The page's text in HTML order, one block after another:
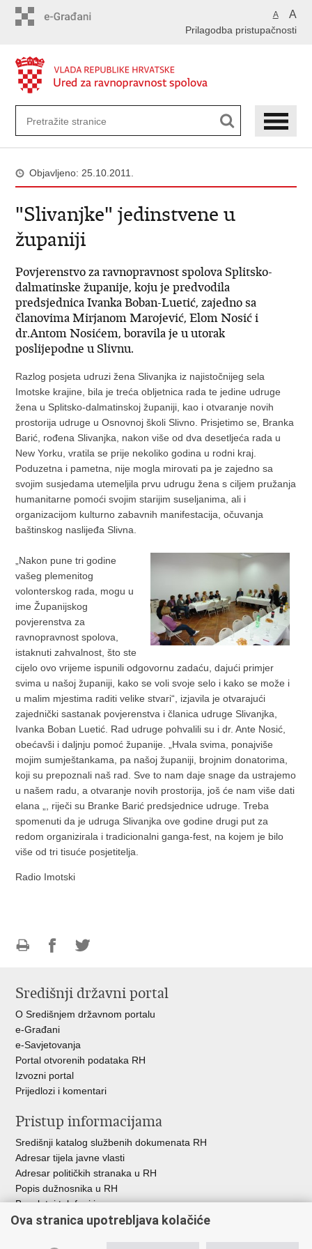
A A
Prilagodba pristupačnosti
Objavljeno: 25.10.2011.
"Slivanjke" jedinstvene u
županiji
Povjerenstvo za ravnopravnost spolova Splitsko-
dalmatinske županije, koju je predvodila
predsjednica Ivanka Boban-Luetić, zajedno sa
članovima Mirjanom Marojević, Elom Nosić i
dr.Antom Nosićem, boravila je u utorak
poslijepodne u Slivnu.
Razlog posjeta udruzi žena Slivanjka iz najistočnijeg sela
Imotske krajine, bila je treća obljetnica rada te jedine udruge
žena u Splitsko-dalmatinskoj županiji, kao i otvaranje novih
prostorija udruge u Osnovnoj školi Slivno. Prisjetimo se, Branka
Barić, rođena Slivanjka, nakon više od dva desetljeća rada u
New Yorku, vratila se prije nekoliko godina u rodni kraj.
Poduzetna i pametna, nije mogla mirovati pa je zajedno sa
svojim susjedama utemeljila prvu udrugu žena s ciljem pružanja
humanitarne pomoći svojim starijim suseljanima, ali i
organizacijom kulturno zabavnih manifestacija, očuvanja
baštinskog naslijeđa Slivna.
„Nakon pune tri godine
vašeg plemenitog
volonterskog rada, mogu u
ime Županijskog
povjerenstva za
ravnopravnost spolova,
istaknuti zahvalnost, što ste
cijelo ovo vrijeme ispunili odgovornu zadaću, dajući primjer
svima u našoj županiji, kako se voli svoje selo i kako se može i
u malim mjestima raditi velike stvari“, izjavila je otvarajući
zajednički sastanak povjerenstva i članica udruge Slivanjka,
Ivanka Boban Luetić. Rad udruge pohvalili su i dr. Ante Nosić,
obećavši i daljnju pomoć županije. „Hvala svima, ponajviše
mojim sumještankama, pa našoj županiji, brojnim donatorima,
koji su prepoznali naš rad. Sve to nam daje snage da ustrajemo
u našem radu, a otvaranje novih prostorija, još će nam više dati
elana „, riječi su Branke Barić predsjednice udruge. Treba
spomenuti da je udruga Slivanjka ove godine drugi put za
redom organizirala i tradicionalni ganga-fest, na kojem je bilo
više od tri tisuće posjetitelja.
Radio Imotski
FacebookuTwitteru
Središnji državni portal
O Središnjem državnom portalu
e-Građani
e-Savjetovanja
Portal otvorenih podataka RH
Izvozni portal
Prijedlozi i komentari
Pristup informacijama
Središnji katalog službenih dokumenata RH
Adresar tijela javne vlasti
Adresar političkih stranaka u RH
Popis dužnosnika u RH
Besplatni telefoni javne uprave
Pozivi za žurnu pomoć
Ova stranica upotrebljava kolačiće